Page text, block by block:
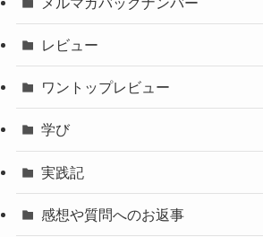
レビュー
ワントップレビュー
学び
実践記
感想や質問へのお返事